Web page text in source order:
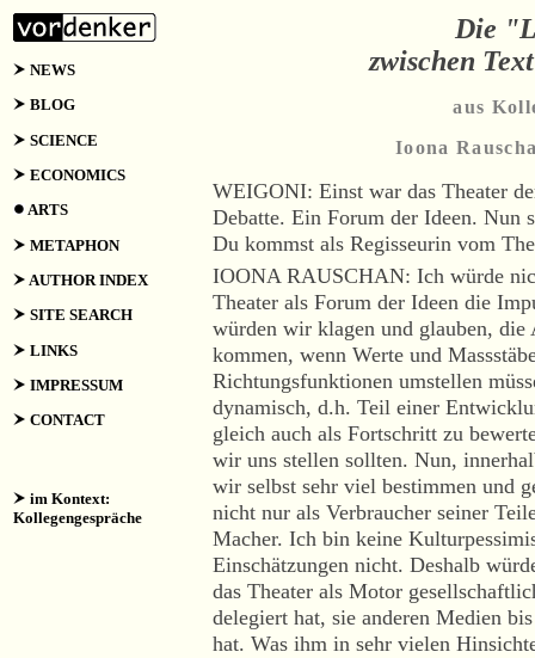
NEWS
BLOG
SCIENCE
ECONOMICS
ARTS
METAPHON
AUTHOR INDEX
SITE SEARCH
LINKS
IMPRESSUM
CONTACT
im Kontext:
Kollegengespräche
Die
zwischen
aus
Ioona
WEIGONI: Einst war das Theater
Debatte. Ein Forum der Ideen. Nun
Du kommst als Regisseurin vom
IOONA RAUSCHAN: Ich würde
Theater als Forum der Ideen die
würden wir klagen und glauben, die
kommen, wenn Werte und
Richtungsfunktionen umstellen
dynamisch, d.h. Teil einer
gleich auch als Fortschritt zu
wir uns stellen sollten. Nun,
wir selbst sehr viel bestimmen und
nicht nur als Verbraucher seiner
Macher. Ich bin keine
Einschätzungen nicht. Deshalb
das Theater als Motor
delegiert hat, sie anderen Medien
hat. Was ihm in sehr vielen